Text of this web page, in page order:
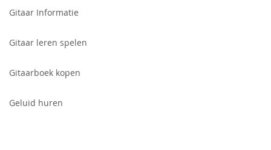
Gitaar Informatie
Gitaar leren spelen
Gitaarboek kopen
Geluid huren